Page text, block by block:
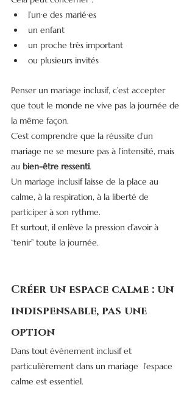
l’un·e des marié·es
un enfant
un proche très important
ou plusieurs invités
Penser un mariage inclusif, c’est accepter
que tout le monde ne vive pas la journée de
la même façon.
C’est comprendre que la réussite d’un
mariage ne se mesure pas à l’intensité, mais
au bien-être ressenti.
Un mariage inclusif laisse de la place au
calme, à la respiration, à la liberté de
participer à son rythme.
Et surtout, il enlève la pression d’avoir à
“tenir” toute la journée.
Créer un espace calme : un
indispensable, pas une
option
Dans tout événement inclusif et
particulièrement dans un mariage  l’espace
calme est essentiel.